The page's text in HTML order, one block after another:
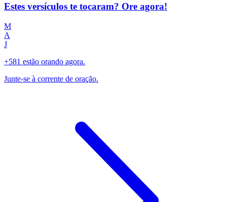
Estes versículos te tocaram? Ore agora!
M
A
J
+581 estão orando agora.
Junte-se à corrente de oração.